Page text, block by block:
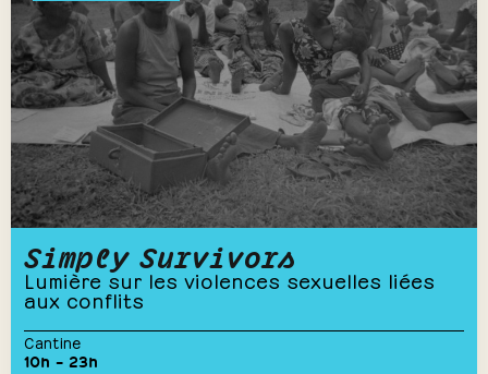
Simply Survivors
Lumière sur les violences sexuelles liées
aux conflits
Cantine
10h – 23h